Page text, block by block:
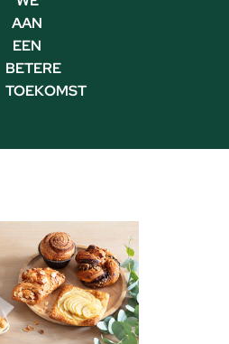
AAN
EEN
BETERE
TOEKOMST